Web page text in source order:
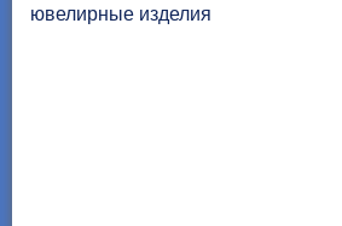
ювелирные изделия